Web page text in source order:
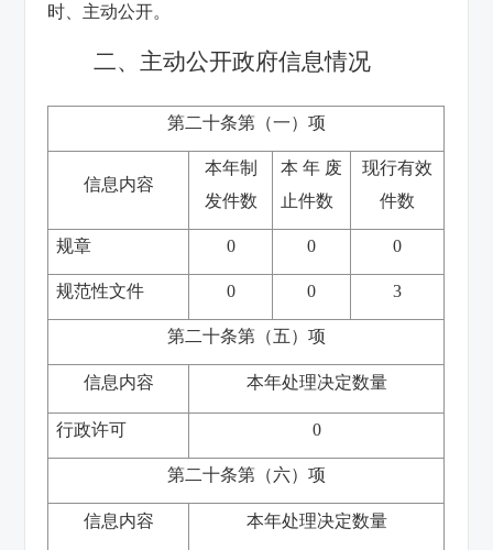
时、主动公开。
二、主动公开政府信息情况
第二十条第（一）项
信息内容
本年制
发件数
本年废
止件数
现行有效
件数
规章 0 0 0
规范性文件 0 0 3
第二十条第（五）项
信息内容 本年处理决定数量
行政许可 0
第二十条第（六）项
信息内容 本年处理决定数量